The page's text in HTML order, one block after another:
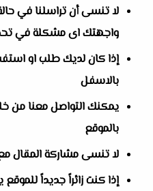
لا تنسى أن تراسلنا في
واجهتك اى مشكلة في
إذا كان لديك طلب او
بالاسفل
يمكنك التواصل معنا من
بالموقع
لا تنسى مشاركة المقال مع
إذا كنت زائراً جديداً